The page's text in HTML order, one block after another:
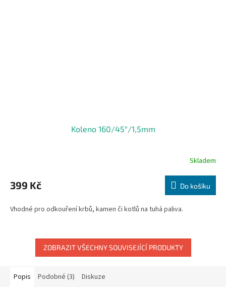
Koleno 160/45°/1,5mm
Skladem
399 Kč Do košíku
Vhodné pro odkouření krbů, kamen či kotlů na tuhá paliva.
ZOBRAZIT VŠECHNY SOUVISEJÍCÍ PRODUKTY
Popis Podobné (3) Diskuze